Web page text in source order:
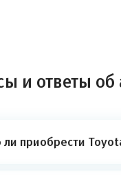
и ответы об
приобрести